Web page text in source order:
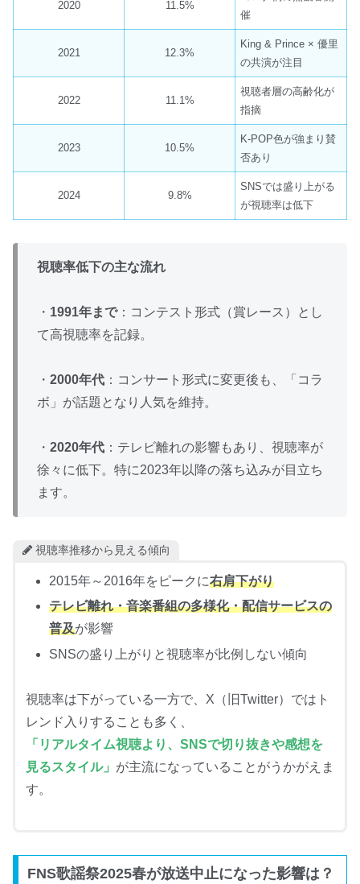
2020 11.5%
催
2021 12.3%
King & Prince × 優里
の共演が注目
2022 11.1%
視聴者層の高齢化が
指摘
2023 10.5%
K-POP色が強まり賛
否あり
2024 9.8%
SNSでは盛り上がる
が視聴率は低下
視聴率低下の主な流れ
・ 1991年まで：コンテスト形式（賞レース）とし
て高視聴率を記録。
・ 2000年代 ：コンサート形式に変更後も、「コラ
ボ」が話題となり人気を維持。
・ 2020年代 ：テレビ離れの影響もあり、視聴率が
徐々に低下。特に2023年以降の落ち込みが目立ち
ます。
視聴率推移から見える傾向
2015年～2016年をピークに右肩下がり
テレビ離れ・音楽番組の多様化・配信サービスの
普及が影響
SNSの盛り上がりと視聴率が比例しない傾向
視聴率は下がっている一方で、X（旧Twitter）ではト
レンド入りすることも多く、
「リアルタイム視聴より、SNSで切り抜きや感想を
見るスタイル」 が主流になっていることがうかがえま
す。
FNS歌謡祭2025春が放送中止になった影響は？